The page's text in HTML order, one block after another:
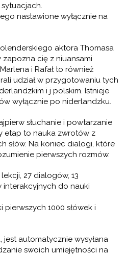
nastawione wyłącznie na
aktora Thomasa
zapozna cię z niuansami
i Rafał to również
udział w przygotowaniu tych
i j polskim. Istnieje
wyłącznie po niderlandzku.
słuchanie i powtarzanie
etap to nauka zwrotów z
słów. Na koniec dialogi, które
pierwszych rozmów.
27 dialogów, 13
interakcyjnych do nauki
pierwszych 1000 słówek i
jest automatycznie wysyłana
swoich umiejętności na